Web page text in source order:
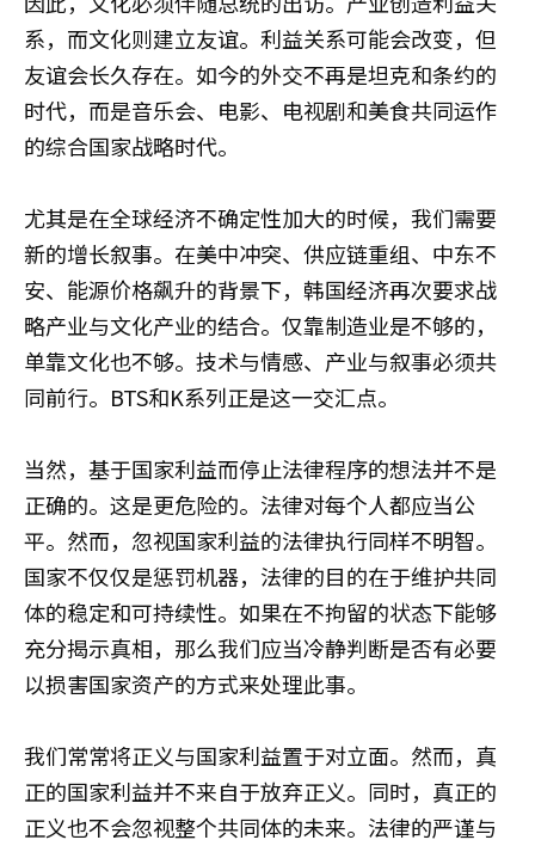
系，而文化则建立友谊。利益关系可能会改变，但
友谊会长久存在。如今的外交不再是坦克和条约的
时代，而是音乐会、电影、电视剧和美食共同运作
的综合国家战略时代。
尤其是在全球经济不确定性加大的时候，我们需要
新的增长叙事。在美中冲突、供应链重组、中东不
安、能源价格飙升的背景下，韩国经济再次要求战
略产业与文化产业的结合。仅靠制造业是不够的，
单靠文化也不够。技术与情感、产业与叙事必须共
同前行。BTS和K系列正是这一交汇点。
当然，基于国家利益而停止法律程序的想法并不是
正确的。这是更危险的。法律对每个人都应当公
平。然而，忽视国家利益的法律执行同样不明智。
国家不仅仅是惩罚机器，法律的目的在于维护共同
体的稳定和可持续性。如果在不拘留的状态下能够
充分揭示真相，那么我们应当冷静判断是否有必要
以损害国家资产的方式来处理此事。
我们常常将正义与国家利益置于对立面。然而，真
正的国家利益并不来自于放弃正义。同时，真正的
正义也不会忽视整个共同体的未来。法律的严谨与